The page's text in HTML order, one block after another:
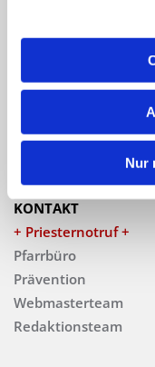
Nur
Pfarrei St.
Gottesdienste
KONTAKT
+ Priesternotruf +
Pfarrbüro
Prävention
Webmasterteam
Redaktionsteam